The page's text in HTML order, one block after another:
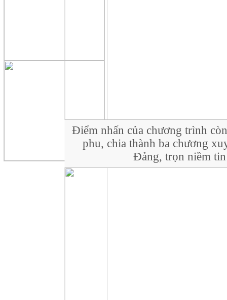
Điểm nhấn của chương trình
phu, chia thành ba chương
Đảng, trọn niềm